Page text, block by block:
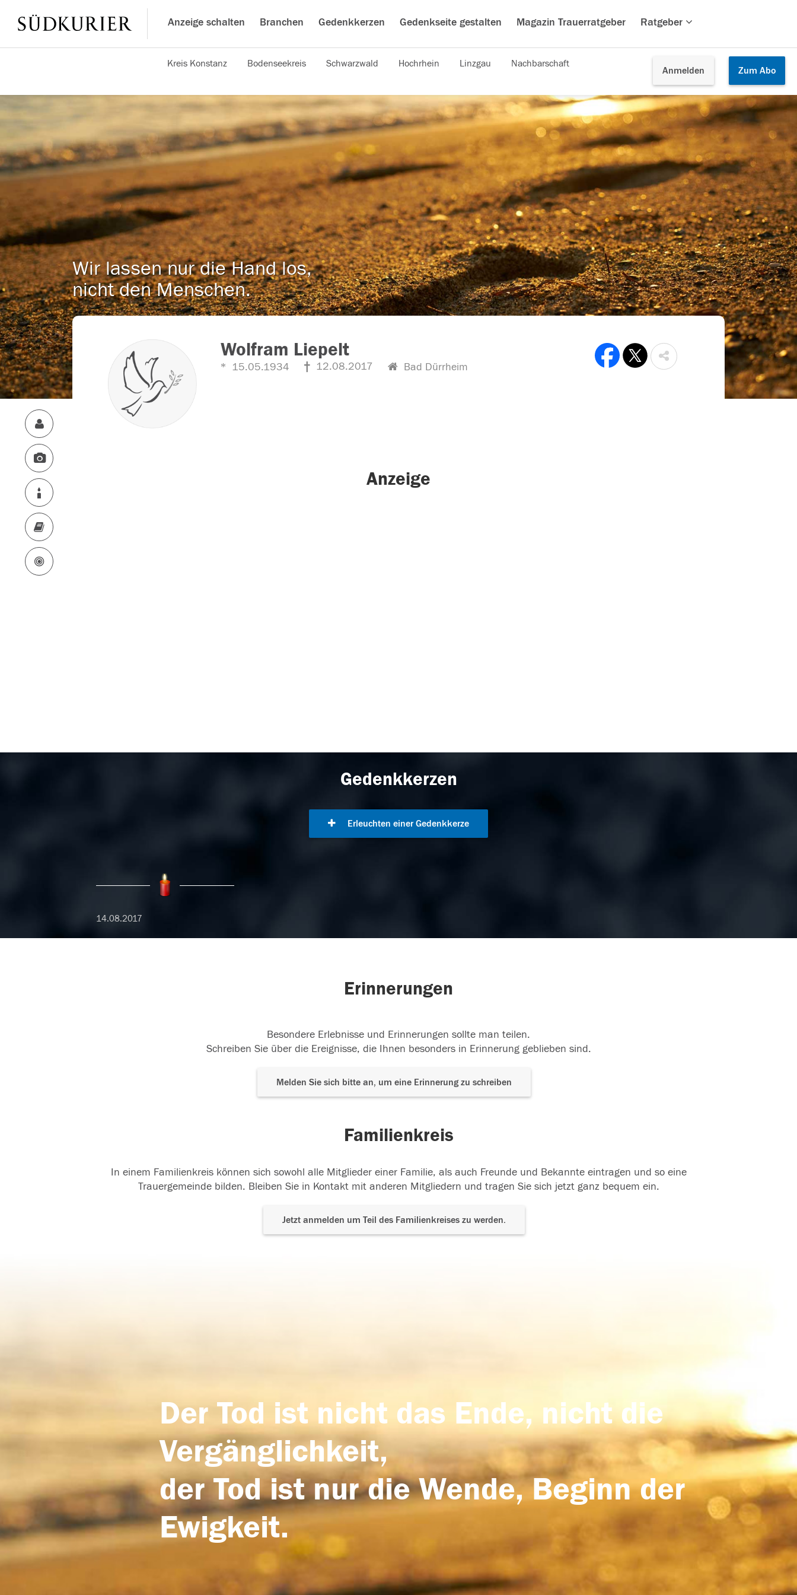
Anzeige schalten Branchen Gedenkkerzen Gedenkseite gestalten Magazin Trauerratgeber Ratgeber
Anmelden Zum Abo
Kreis Konstanz Bodenseekreis Schwarzwald Hochrhein Linzgau Nachbarschaft
Wir lassen nur die Hand los,
nicht den Menschen.
Wolfram Liepelt
15.05.1934 12.08.2017 Bad Dürrheim
Anzeige
Gedenkkerzen
Erleuchten einer Gedenkkerze
14.08.2017
Erinnerungen
Besondere Erlebnisse und Erinnerungen sollte man teilen.
Schreiben Sie über die Ereignisse, die Ihnen besonders in Erinnerung geblieben sind.
Melden Sie sich bitte an, um eine Erinnerung zu schreiben
Familienkreis
In einem Familienkreis können sich sowohl alle Mitglieder einer Familie, als auch Freunde und Bekannte eintragen und so eine
Trauergemeinde bilden. Bleiben Sie in Kontakt mit anderen Mitgliedern und tragen Sie sich jetzt ganz bequem ein.
Jetzt anmelden um Teil des Familienkreises zu werden.
Der Tod ist nicht das Ende, nicht die
Vergänglichkeit,
der Tod ist nur die Wende, Beginn der
Ewigkeit.